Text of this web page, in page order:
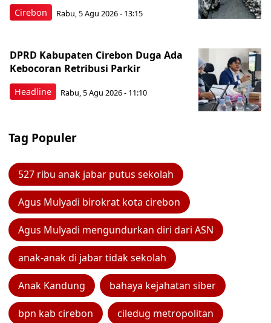
Cirebon Rabu, 5 Agu 2026 - 13:15
Headline
DPRD Kabupaten Cirebon Duga Ada
Kebocoran Retribusi Parkir
Rabu, 5 Agu 2026 - 11:10
Tag Populer
527 ribu anak jabar putus sekolah
Agus Mulyadi birokrat kota cirebon
Agus Mulyadi mengundurkan diri dari ASN
anak-anak di jabar tidak sekolah
Anak Kandung bahaya kejahatan siber
bpn kab cirebon ciledug metropolitan